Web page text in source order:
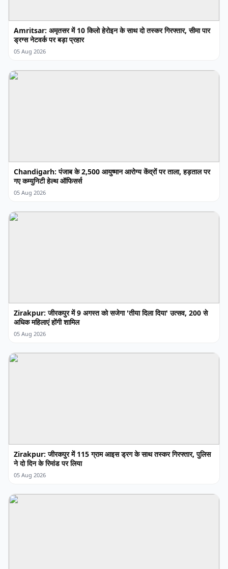
Amritsar: अमृतसर में 10 किलो हेरोइन के साथ दो तस्कर गिरफ्तार, सीमा पार
ड्रग्स नेटवर्क पर बड़ा प्रहार
05 Aug 2026
Chandigarh: पंजाब के 2,500 आयुष्मान आरोग्य केंद्रों पर ताला, हड़ताल पर
गए कम्युनिटी हेल्थ ऑफिसर्स
05 Aug 2026
Zirakpur: जीरकपुर में 9 अगस्त को सजेगा 'तीया दिला दिया' उत्सव, 200 से
अधिक महिलाएं होंगी शामिल
05 Aug 2026
Zirakpur: जीरकपुर में 115 ग्राम आइस ड्रग के साथ तस्कर गिरफ्तार, पुलिस
ने दो दिन के रिमांड पर लिया
05 Aug 2026